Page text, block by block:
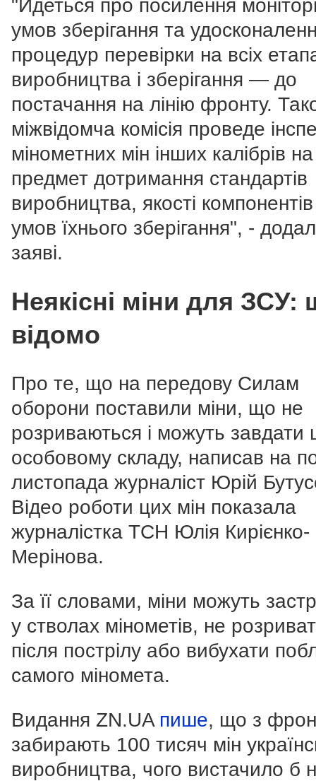
"Йдеться про посилення
умов зберігання та
процедур перевірки на всіх
виробництва і зберігання — до
постачання на лінію фронту.
міжвідомча комісія проведе
мінометних мін інших калібрів на
предмет дотримання стандартів
виробництва, якості
умов їхнього зберігання", -
заяві.
Неякісні міни для ЗСУ:
відомо
Про те, що на передову Силам
оборони поставили міни, що не
розриваються і можуть завдати
особовому складу, написав на
листопада журналіст Юрій
Відео роботи цих мін показала
журналістка ТСН Юлія Кирієнко-
Мерінова.
За її словами, міни можуть
у стволах мінометів, не
після пострілу або вибухати
самого міномета.
Видання ZN.UA пише, що з
забирають 100 тисяч мін
виробництва, чого вистачило б